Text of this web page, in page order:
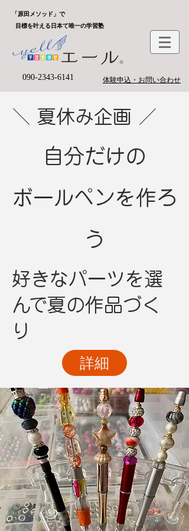
「原田メソッド」で
目標を叶える日本て唯一の学習塾
090-2343-6141 体験申込・お問い合わせ
＼ 夏休み企画 ／
自分だけの
​ボールペンを作ろ
う
好きなパーツを選
んで夏の作品づく
り
詳細